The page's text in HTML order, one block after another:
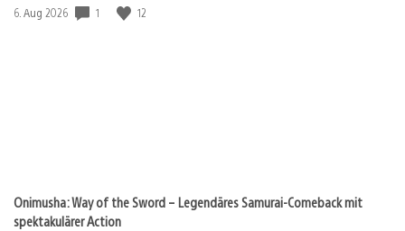
Veröffentlichungsdatum:
6. Aug 2026 1 12
Onimusha: Way of the Sword – Legendäres Samurai-Comeback mit
spektakulärer Action